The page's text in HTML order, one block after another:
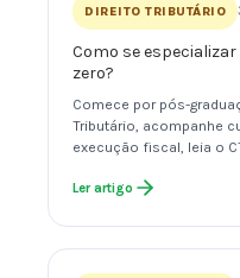
DIREITO TRIBUTÁRIO
Como se
zero?
Comece por pós-
Tributário, acompanhe
execução fiscal, leia o
Ler artigo